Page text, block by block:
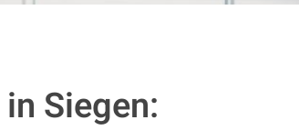
in Siegen: